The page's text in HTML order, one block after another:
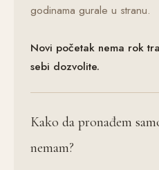
godinama gurale u stranu.
Novi početak nema rok
sebi dozvolite.
Kako da pronađem
nemam?